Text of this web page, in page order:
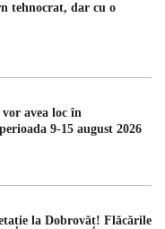
tehnocrat, dar cu o
avea loc în
9-15 august 2026
la Dobrovăț! Flăcările